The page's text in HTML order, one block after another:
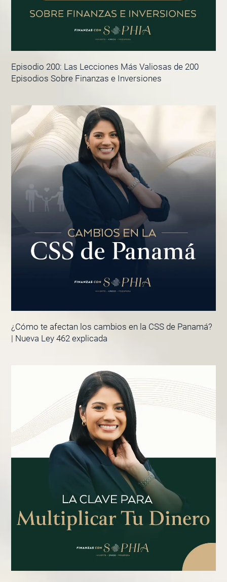
Episodio 200: Las Lecciones Más Valiosas de 200
Episodios Sobre Finanzas e Inversiones
¿Cómo te afectan los cambios en la CSS de Panamá?
| Nueva Ley 462 explicada